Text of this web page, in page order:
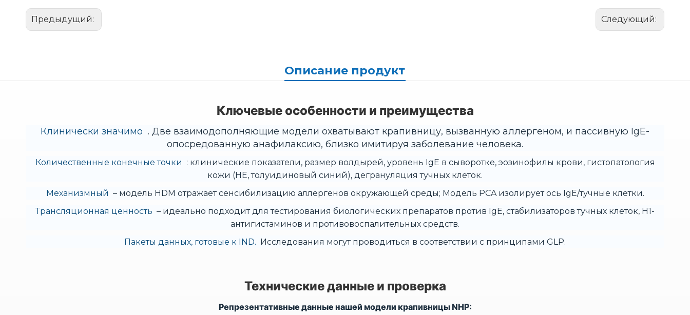
Предыдущий: Следующий:
Описание продукта
Ключевые особенности и преимущества
Клинически значимо . Две взаимодополняющие модели охватывают крапивницу, вызванную аллергеном, и пассивную IgE-
опосредованную анафилаксию, близко имитируя заболевание человека.
Количественные конечные точки : клинические показатели, размер волдырей, уровень IgE в сыворотке, эозинофилы крови, гистопатология
кожи (HE, толуидиновый синий), дегрануляция тучных клеток.
Механизмный – модель HDM отражает сенсибилизацию аллергенов окружающей среды; Модель PCA изолирует ось IgE/тучные клетки.
Трансляционная ценность – идеально подходит для тестирования биологических препаратов против IgE, стабилизаторов тучных клеток, H1-
антигистаминов и противовоспалительных средств.
Пакеты данных, готовые к IND. Исследования могут проводиться в соответствии с принципами GLP.
Технические данные и проверка
Репрезентативные данные нашей модели крапивницы NHP: